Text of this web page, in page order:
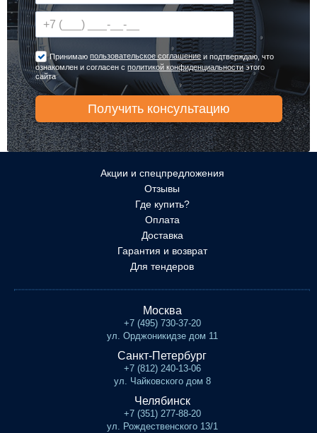
Принимаюпользовательское соглашениеи подтверждаю, что
ознакомлен и согласен сполитикой конфиденциальностиэтого
сайта
Акции и спецпредложения
Отзывы
Где купить?
Оплата
Доставка
Гарантия и возврат
Для тендеров
Москва
+7 (495) 730-37-20
ул. Орджоникидзе дом 11
Санкт-Петербург
+7 (812) 240-13-06
ул. Чайковского дом 8
Челябинск
+7 (351) 277-88-20
ул. Рождественского 13/1